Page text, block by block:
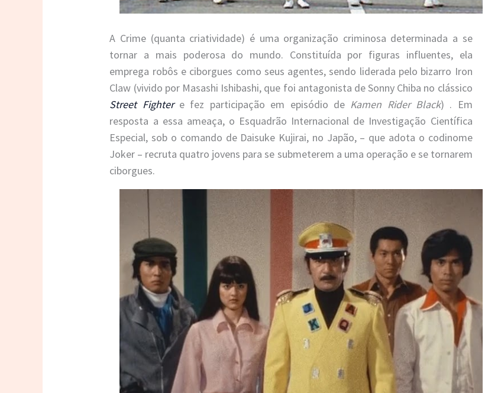
A Crime (quanta criatividade) é uma organização criminosa determinada a se
tornar a mais poderosa do mundo. Constituída por figuras influentes, ela
emprega robôs e ciborgues como seus agentes, sendo liderada pelo bizarro Iron
Claw (vivido por Masashi Ishibashi, que foi antagonista de Sonny Chiba no clássico
Street Fightere fez participação em episódio de Kamen Rider Black) . Em
resposta a essa ameaça, o Esquadrão Internacional de Investigação Científica
Especial, sob o comando de Daisuke Kujirai, no Japão, – que adota o codinome
Joker – recruta quatro jovens para se submeterem a uma operação e se tornarem
ciborgues.